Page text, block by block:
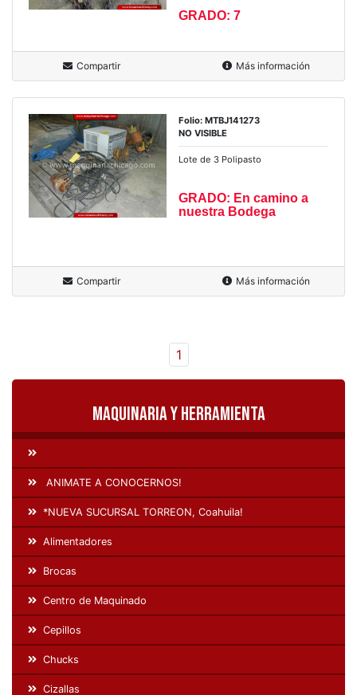
GRADO: 7
Compartir Más información
Folio: MTBJ141273
NO VISIBLE
Lote de 3 Polipasto
GRADO: En camino a
nuestra Bodega
Compartir Más información
1
Maquinaria y Herramienta
ANIMATE A CONOCERNOS!
*NUEVA SUCURSAL TORREON, Coahuila!
Alimentadores
Brocas
Centro de Maquinado
Cepillos
Chucks
Cizallas